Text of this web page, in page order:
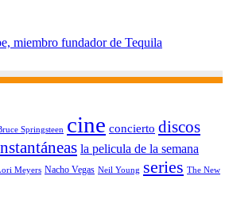
miembro fundador de Tequila
Springsteen cine concierto discos
la pelicula de la semana
Meyers Nacho Vegas Neil Young series The New